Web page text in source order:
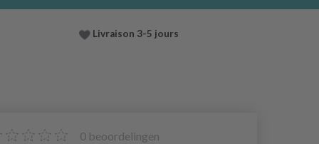
Livraison 3-5 jours
0 beoordelingen